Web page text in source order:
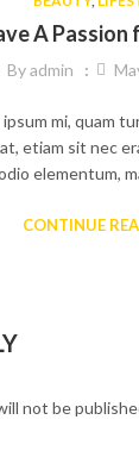
A
Byadmin
mi, quam
etiam sit nec
elementum,
CONTINUE
not be